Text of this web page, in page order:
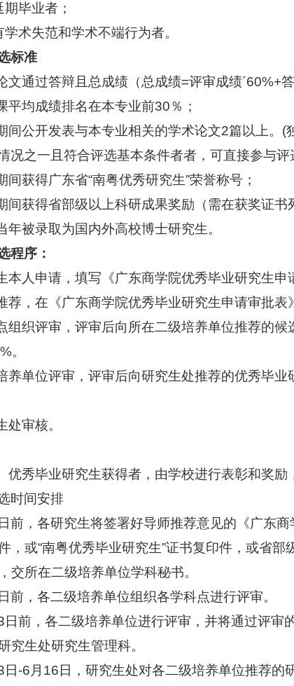
期毕业者；
学术失范和学术不端行为者。
标准
文通过答辩且总成绩（总成绩=评审成绩´60%+
平均成绩排名在本专业前30％；
间公开发表与本专业相关的学术论文2篇以上。(
况之一且符合评选基本条件者者，可直接参与评
间获得广东省“南粤优秀研究生”荣誉称号；
间获得省部级以上科研成果奖励（需在获奖证书
年被录取为国内外高校博士研究生。
程序：
本人申请，填写《广东商学院优秀毕业研究生申
荐，在《广东商学院优秀毕业研究生申请审批表
组织评审，评审后向所在二级培养单位推荐的
。
养单位评审，评审后向研究生处推荐的优秀毕
处审核。
优秀毕业研究生获得者，由学校进行表彰和奖励
时间安排
日前，各研究生将签署好导师推荐意见的《广东商
，或“南粤优秀毕业研究生”证书复印件，或省
交所在二级培养单位学科秘书。
日前，各二级培养单位组织各学科点进行评审。
日前，各二级培养单位进行评审，并将通过评审
究生处研究生管理科。
日-6 月16 日 ，研究生处对各二级培养单位推荐的